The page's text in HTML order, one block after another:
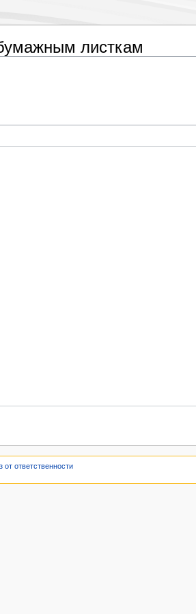
листкам
от ответственности